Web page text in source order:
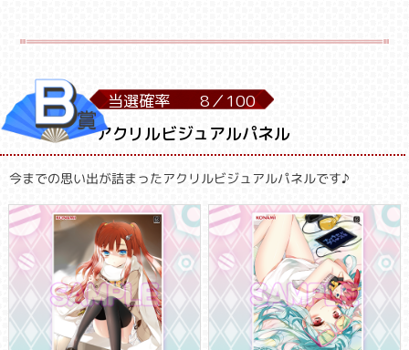
当選確率 8／100
アクリルビジュアルパネル
今までの思い出が詰まったアクリルビジュアルパネルです♪